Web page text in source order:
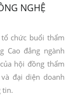
NGHỆ
chức buổi thẩm
Cao đẳng ngành
hội đồng thẩm
đại diện doanh
tin.